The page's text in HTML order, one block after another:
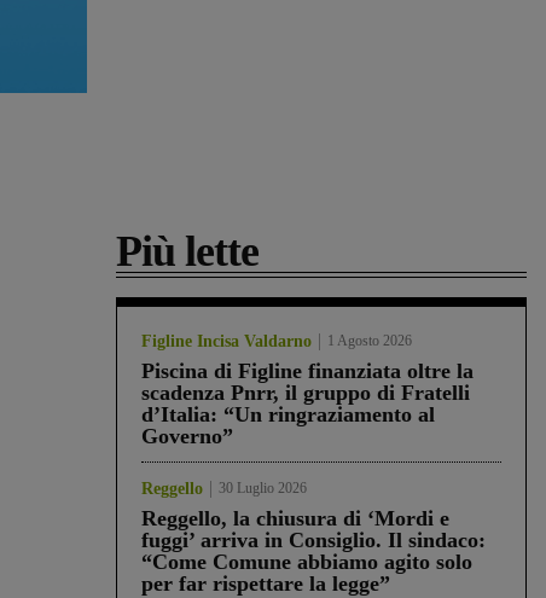
Più lette
Figline Incisa Valdarno 1 Agosto 2026
Piscina di Figline finanziata oltre la
scadenza Pnrr, il gruppo di Fratelli
d’Italia: “Un ringraziamento al
Governo”
Reggello 30 Luglio 2026
Reggello, la chiusura di ‘Mordi e
fuggi’ arriva in Consiglio. Il sindaco:
“Come Comune abbiamo agito solo
per far rispettare la legge”